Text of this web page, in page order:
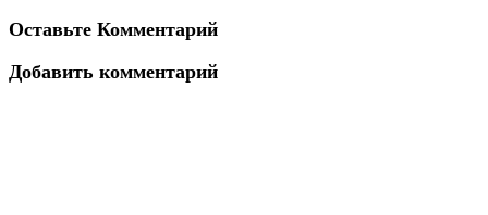
Оставьте Комментарий
Добавить комментарий